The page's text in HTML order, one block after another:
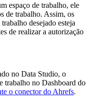
espaço de trabalho, ele
de trabalho. Assim, os
desejado esteja
de realizar a autorização
no Data Studio, o
trabalho no Dashboard do
o conector do Ahrefs.